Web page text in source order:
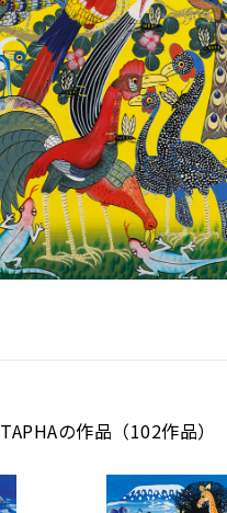
の作品（102作品）